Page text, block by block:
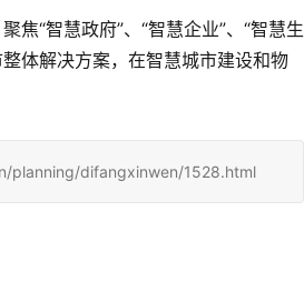
“智慧政府”、“智慧企业”、“智慧生
体解决方案，在智慧城市建设和物
planning/difangxinwen/1528.html